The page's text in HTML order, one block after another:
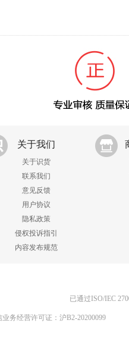
关于我们
关于识货
联系我们
意见反馈
用户协议
隐私政策
侵权投诉指引
内容发布规范
已通过ISO/IEC
务经营许可证：沪B2-20200099